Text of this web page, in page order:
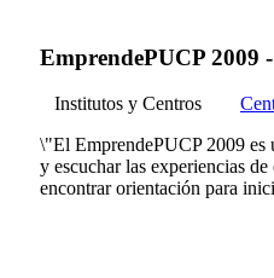
EmprendePUCP 2009
Institutos y Centros
\"El EmprendePUCP 2009
y escuchar las experiencias
encontrar orientación para